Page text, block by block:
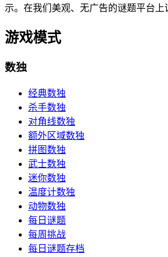
示。在我们美观、无广告的谜题平台上
游戏模式
数独
经典数独
杀手数独
对角线数独
额外区域数独
拼图数独
武士数独
迷你数独
温度计数独
动物数独
每日谜题
每周挑战
每日谜题存档